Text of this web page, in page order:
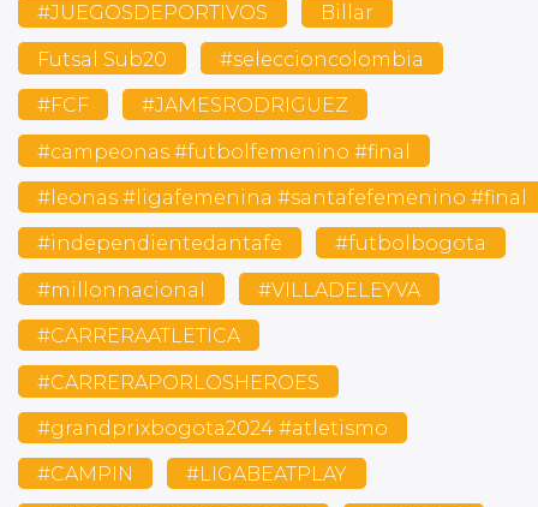
#JUEGOSDEPORTIVOS Billar
Futsal Sub20 #seleccioncolombia
#FCF #JAMESRODRIGUEZ
#campeonas #futbolfemenino #final
#leonas #ligafemenina #santafefemenino #final
#independientedantafe #futbolbogota
#millonnacional #VILLADELEYVA
#CARRERAATLETICA
#CARRERAPORLOSHEROES
#grandprixbogota2024 #atletismo
#CAMPIN #LIGABEATPLAY